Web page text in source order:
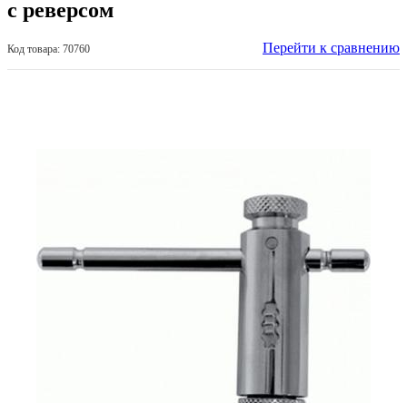
с реверсом
Код товара: 70760 Перейти к сравнению